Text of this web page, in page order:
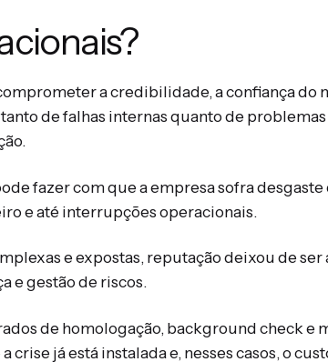
a credibilidade, a confiança do
de falhas internas quanto de
fazer com que a empresa sofra
e até interrupções operacionais.
e expostas, reputação deixou de
e gestão de riscos.
de homologação, background check e
já está instalada e, nesses casos, o